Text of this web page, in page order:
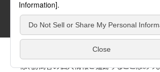
Sublicense
Author list
ぶんか社が運営するサイトでは、利便性向
は、訪問者の個人情報を追跡することはあり